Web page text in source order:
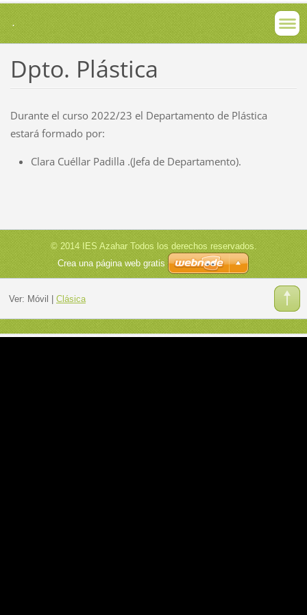
.
Dpto. Plástica
Durante el curso 2022/23 el Departamento de Plástica
estará formado por:
Clara Cuéllar Padilla .(Jefa de Departamento).
© 2014 IES Azahar Todos los derechos reservados.
Crea una página web gratis
Ver: Móvil Clásica